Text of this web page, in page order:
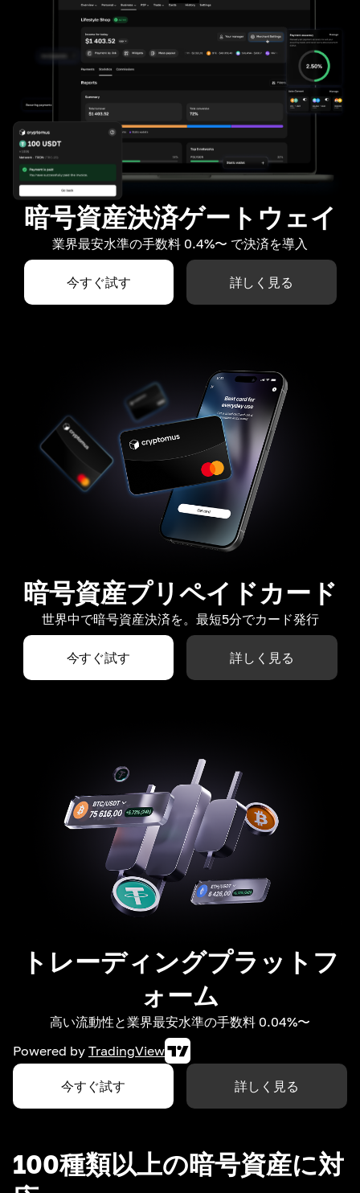
暗号資産決済ゲートウェイ
業界最安水準の手数料 0.4%〜 で決済を導入
今すぐ試す 詳しく見る
暗号資産プリペイドカード
世界中で暗号資産決済を。最短5分でカード発行
今すぐ試す 詳しく見る
トレーディングプラットフ
ォーム
高い流動性と業界最安水準の手数料 0.04%〜
Powered by TradingView
今すぐ試す 詳しく見る
100種類以上の暗号資産に対